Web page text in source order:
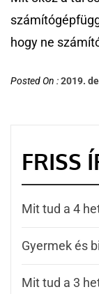
hogy ne
Posted On :2019.
FRISS
Mit tud a 4
Gyermek és
Mit tud a 3